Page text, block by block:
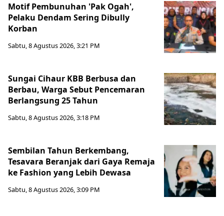
Motif Pembunuhan 'Pak Ogah',
Pelaku Dendam Sering Dibully
Korban
Sabtu, 8 Agustus 2026, 3:21 PM
Sungai Cihaur KBB Berbusa dan
Berbau, Warga Sebut Pencemaran
Berlangsung 25 Tahun
Sabtu, 8 Agustus 2026, 3:18 PM
Sembilan Tahun Berkembang,
Tesavara Beranjak dari Gaya Remaja
ke Fashion yang Lebih Dewasa
Sabtu, 8 Agustus 2026, 3:09 PM